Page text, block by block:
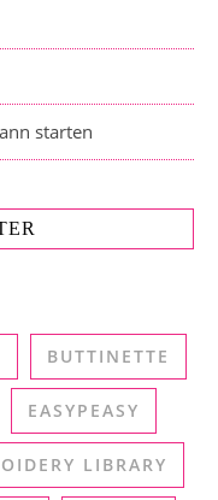
starten
BUTTINETTE
EASYPEASY
LIBRARY